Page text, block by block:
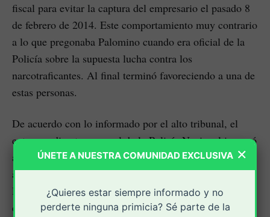
fiscal para evitar la captura del empresario el pasado 8
de febrero de 2014. Este comportamiento muy contrario
a lo que pregonaba Palomino cuando era oficial de la
Policía sobre la supuesta lucha contra los
narcotraficantes. Al final terminó favoreciendo a una de
estas personas.
De acuerdo con lo informado por el alto tribunal, el
entonces director general de la Policía Nacional increpó
a la fiscal Sonia Lucero Velásquez en su propia casa,
acompañado por el mayor Jorge Enrique Rodríguez
Peralta, entonces director de la Dijín, para intervenir en
el proceso contra Luis Gonzalo Gallo, investigado por
×
ÚNETE A NUESTRA COMUNIDAD EXCLUSIVA
¿Quieres estar siempre informado y no
perderte ninguna primicia? Sé parte de la